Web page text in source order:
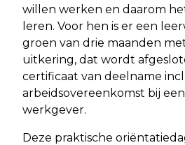
willen werken en daarom
leren. Voor hen is er een
groen van drie maanden
uitkering, dat wordt
certificaat van deelname
arbeidsovereenkomst bij
werkgever.
Deze praktische